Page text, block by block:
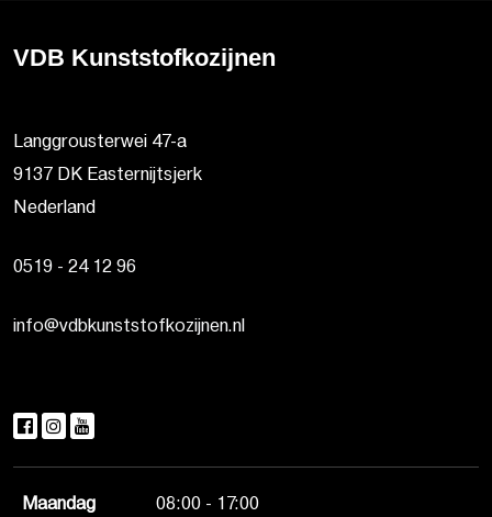
VDB Kunststofkozijnen
Langgrousterwei 47-a
9137 DK Easternijtsjerk
Nederland
0519 - 24 12 96
info@vdbkunststofkozijnen.nl
Maandag 08:00 - 17:00